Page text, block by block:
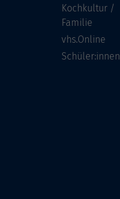
Kochkultur /
Familie
vhs.Online
Schüler:innen